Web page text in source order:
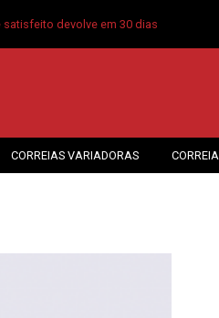
devolve em 30 dias
CORREIAS VARIADORAS